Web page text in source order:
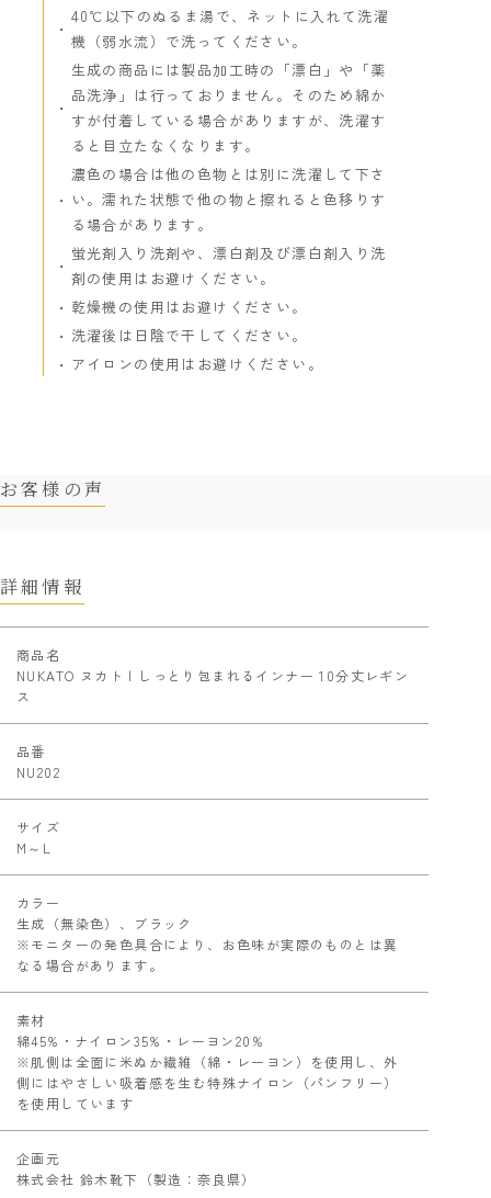
40℃以下のぬるま湯で、ネットに入れて洗濯
機（弱水流）で洗ってください。
生成の商品には製品加工時の「漂白」や「薬
品洗浄」は行っておりません。そのため綿か
すが付着している場合がありますが、洗濯す
ると目立たなくなります。
濃色の場合は他の色物とは別に洗濯して下さ
い。濡れた状態で他の物と擦れると色移りす
る場合があります。
蛍光剤入り洗剤や、漂白剤及び漂白剤入り洗
剤の使用はお避けください。
乾燥機の使用はお避けください。
洗濯後は日陰で干してください。
アイロンの使用はお避けください。
お客様の声
詳細情報
商品名
NUKATO ヌカト | しっとり包まれるインナー 10分丈レギン
ス
品番
NU202
サイズ
M～L
カラー
生成（無染色）、ブラック
※モニターの発色具合により、お色味が実際のものとは異
なる場合があります。
素材
綿45%・ナイロン35%・レーヨン20%
※肌側は全面に米ぬか繊維（綿・レーヨン）を使用し、外
側にはやさしい吸着感を生む特殊ナイロン（パンフリー）
を使用しています
企画元
株式会社 鈴木靴下（製造：奈良県）